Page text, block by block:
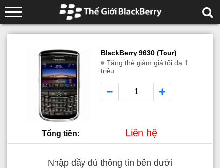
BlackBerry 9630 (Tour)
Tặng thẻ giảm giá tối đa 1
triệu
Tổng tiền: Liên hệ
Nhập đầy đủ thông tin bên dưới